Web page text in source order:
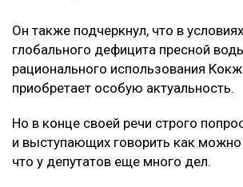
Он также подчеркнул, что в
глобального дефицита пресной
рационального использования
приобретает особую актуальность.
Но в конце своей речи строго
и выступающих говорить как
что у депутатов еще много дел.